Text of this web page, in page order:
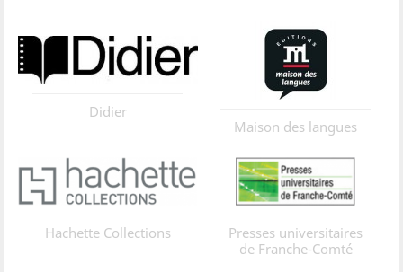
Didier
Maison des langues
Hachette Collections
Presses universitaires
de Franche-Comté